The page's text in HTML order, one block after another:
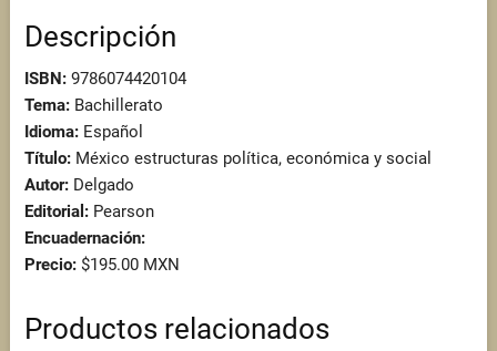
Descripción
ISBN:9786074420104
Tema:Bachillerato
Idioma:Español
Título:México estructuras política, económica y social
Autor:Delgado
Editorial:Pearson
Encuadernación:
Precio:$195.00 MXN
Productos relacionados